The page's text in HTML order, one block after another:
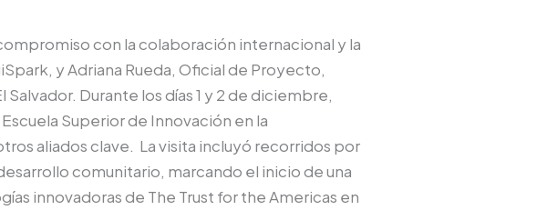
con la colaboración internacional y la
y Adriana Rueda, Oficial de Proyecto,
Durante los días 1 y 2 de diciembre,
Superior de Innovación en la
aliados clave. La visita incluyó recorridos por
comunitario, marcando el inicio de una
innovadoras de The Trust for the Americas en